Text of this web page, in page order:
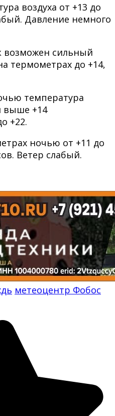
воздуха от +13 до
Давление немного
возможен сильный
термометрах до +14,
температура
выше +14
+22.
ночью от +11 до
Ветер слабый.
метеоцентр Фобос